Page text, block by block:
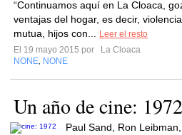
“Continuamos aquí en La Cloaca,
ventajas del hogar, es decir,
mutua, hijos con...
Leer el resto
El 19 mayo 2015 por
La Cloaca
NONE NONE
Un año de cine: 1972
Paul Sand, Ron